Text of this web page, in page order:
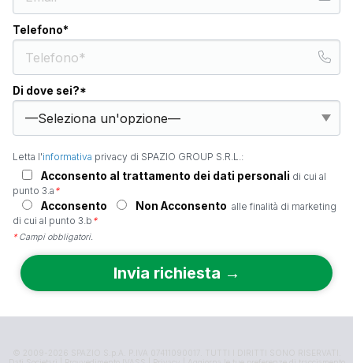
Telefono*
Di dove sei?*
Letta l'informativa privacy di SPAZIO GROUP S.R.L.:
Acconsento al trattamento dei dati personali di cui al
punto 3.a *
Acconsento Non Acconsento alle finalità di marketing
di cui al punto 3.b *
*Campi obbligatori.